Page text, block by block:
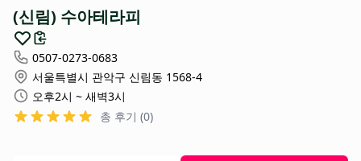
(신림) 수아테라피
0507-0273-0683
서울특별시 관악구 신림동 1568-4
오후2시 ~ 새벽3시
총 후기 (0)